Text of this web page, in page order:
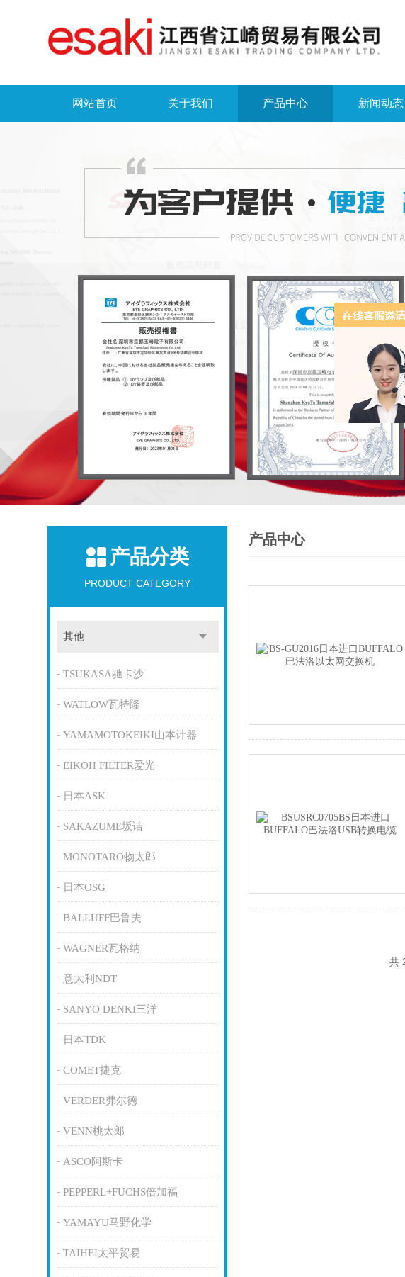
网站首页 关于我们 产品中心 新闻动态
产品分类
PRODUCT CATEGORY
其他
TSUKASA驰卡沙
WATLOW瓦特隆
YAMAMOTOKEIKI山本计器
EIKOH FILTER爱光
日本ASK
SAKAZUME坂诘
MONOTARO物太郎
日本OSG
BALLUFF巴鲁夫
WAGNER瓦格纳
意大利NDT
SANYO DENKI三洋
日本TDK
COMET捷克
VERDER弗尔德
VENN桃太郎
ASCO阿斯卡
PEPPERL+FUCHS倍加福
YAMAYU马野化学
TAIHEI太平贸易
产品中心
共